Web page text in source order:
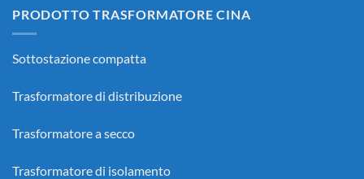
PRODOTTO TRASFORMATORE CINA
Sottostazione compatta
Trasformatore di distribuzione
Trasformatore a secco
Trasformatore di isolamento